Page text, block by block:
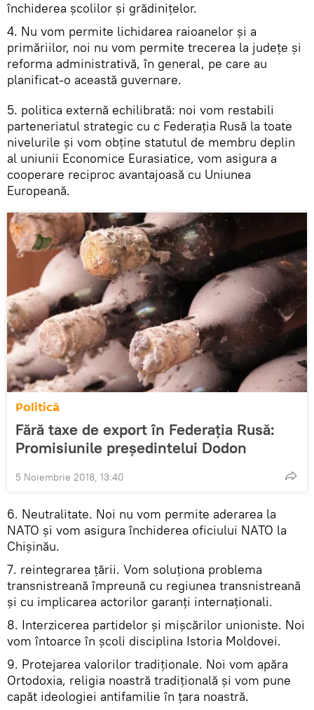
închiderea școlilor și grădinițelor.
4. Nu vom permite lichidarea raioanelor și a
primăriilor, noi nu vom permite trecerea la județe și
reforma administrativă, în general, pe care au
planificat-o această guvernare.
5. politica externă echilibrată: noi vom restabili
parteneriatul strategic cu c Federația Rusă la toate
nivelurile și vom obține statutul de membru deplin
al uniunii Economice Eurasiatice, vom asigura a
cooperare reciproc avantajoasă cu Uniunea
Europeană.
Politică
Fără taxe de export în Federația Rusă:
Promisiunile președintelui Dodon
5 Noiembrie 2018, 13:40
6. Neutralitate. Noi nu vom permite aderarea la
NATO și vom asigura închiderea oficiului NATO la
Chișinău.
7. reintegrarea țării. Vom soluționa problema
transnistreană împreună cu regiunea transnistreană
și cu implicarea actorilor garanți internaționali.
8. Interzicerea partidelor și mișcărilor unioniste. Noi
vom întoarce în școli disciplina Istoria Moldovei.
9. Protejarea valorilor tradiționale. Noi vom apăra
Ortodoxia, religia noastră tradițională și vom pune
capăt ideologiei antifamilie în țara noastră.